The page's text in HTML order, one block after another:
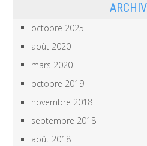
octobre 2025
août 2020
mars 2020
octobre 2019
novembre 2018
septembre 2018
août 2018